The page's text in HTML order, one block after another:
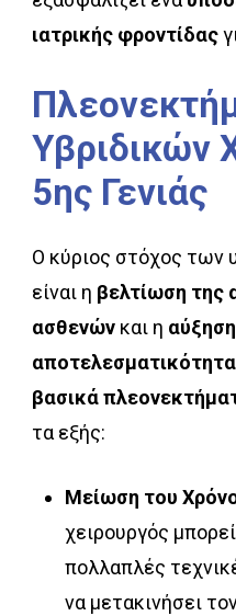
ιατρικής φροντίδας
Υβριδικών
5ης Γενιάς
Ο κύριος στόχος των
είναι η βελτίωση της
ασθενώνκαι η
βασικά
τα εξής:
Μείωση του
χειρουργός
πολλαπλές
να μετακινήσει